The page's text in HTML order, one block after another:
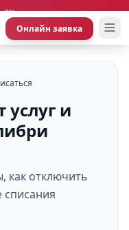
0%
Онлайн заявка
услуг и
как отключить
списания